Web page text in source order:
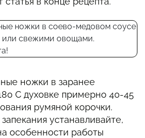
ножки в заранее
С духовке примерно 40-45
румяной корочки.
устанавливайте,
особенности работы